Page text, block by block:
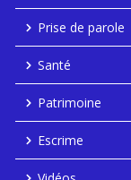
Prise de parole
Santé
Patrimoine
Escrime